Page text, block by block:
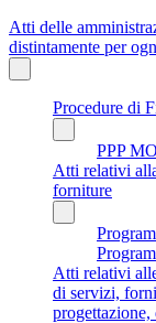
Atti delle
distintamente per
Procedure di
PPP
Atti relativi
forniture
Atti relativi
di servizi,